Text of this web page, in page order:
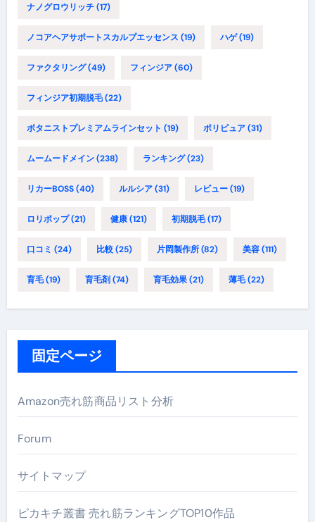
ナノグロウリッチ(17)
ノコアヘアサポートスカルプエッセンス (19) ハゲ(19)
ファクタリング(49) フィンジア(60)
フィンジア初期脱毛(22)
ボタニストプレミアムラインセット (19) ポリピュア(31)
ムームードメイン(238) ランキング(23)
リカーBOSS(40) ルルシア(31) レビュー(19)
ロリポップ(21) 健康(121) 初期脱毛(17)
口コミ (24) 比較(25) 片岡製作所(82) 美容(111)
育毛(19) 育毛剤(74) 育毛効果(21) 薄毛(22)
固定ページ
Amazon売れ筋商品リスト分析
Forum
サイトマップ
ピカキチ叢書 売れ筋ランキングTOP10作品